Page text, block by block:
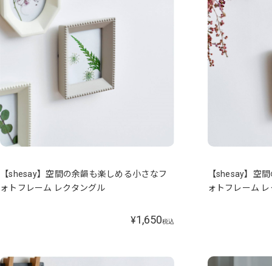
【shesay】空間の余韻も楽しめる小さなフ
ォトフレーム レクタングル
¥1,650税込
【shesay】空
ォトフレーム